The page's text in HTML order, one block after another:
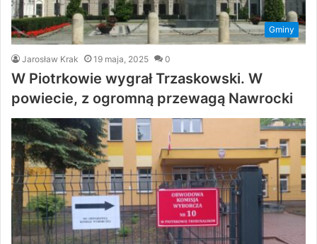
Gminy
Jarosław Krak 19 maja, 2025 0
W Piotrkowie wygrał Trzaskowski. W
powiecie, z ogromną przewagą Nawrocki